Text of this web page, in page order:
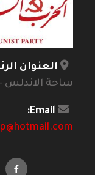
العنوان
ساحة الاندلس -
Email: